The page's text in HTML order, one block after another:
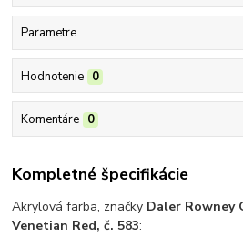
Parametre
Hodnotenie 0
Komentáre 0
Kompletné špecifikácie
Akrylová farba, značky Daler Rowney
Venetian Red, č. 583: